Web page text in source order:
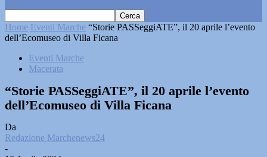
Home Eventi Marche “Storie PASSeggiATE”, il 20 aprile l’evento
dell’Ecomuseo di Villa Ficana
Eventi Marche
Macerata
“Storie PASSeggiATE”, il 20 aprile l’evento
dell’Ecomuseo di Villa Ficana
Da
Redazione Marchenews24
-